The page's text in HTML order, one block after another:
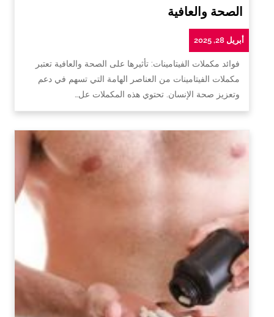
الصحة والعافية
أبريل 28, 2025
فوائد مكملات الفيتامينات: تأثيرها على الصحة والعافية تعتبر
مكملات الفيتامينات من العناصر الهامة التي تسهم في دعم
وتعزيز صحة الإنسان. تحتوي هذه المكملات عل…